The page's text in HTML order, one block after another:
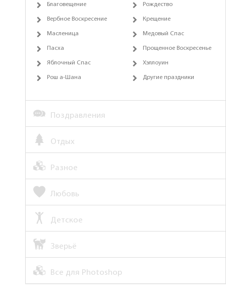
Благовещение Рождество
Вербное Воскресение Крещение
Масленица Медовый Спас
Пасха Прощенное Воскресенье
Яблочный Спас Хэллоуин
Рош а-Шана Другие праздники
Поздравления
Отдых
Разное
Любовь
Детское
Зверьё
Все для Photoshop